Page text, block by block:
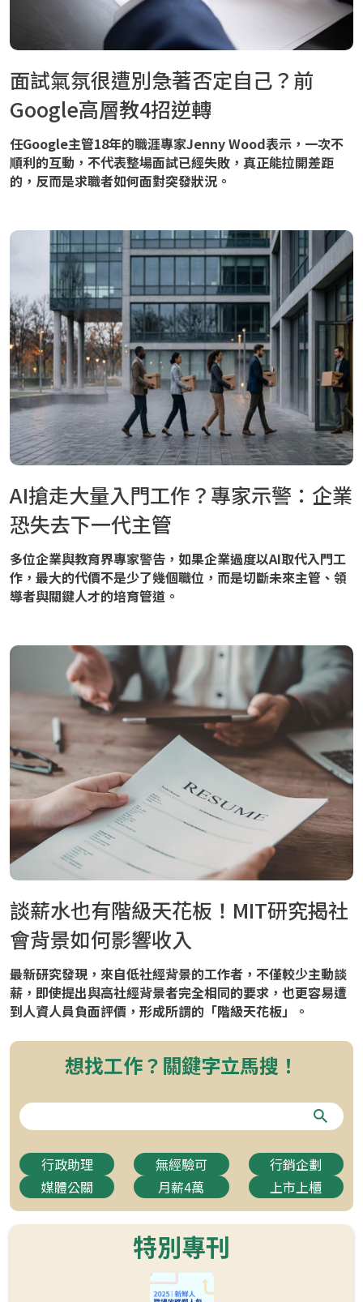
面試氣氛很遭別急著否定自己？前
Google高層教4招逆轉
任Google主管18年的職涯專家Jenny Wood表示，一次不
順利的互動，不代表整場面試已經失敗，真正能拉開差距
的，反而是求職者如何面對突發狀況。
AI搶走大量入門工作？專家示警：企業
恐失去下一代主管
多位企業與教育界專家警告，如果企業過度以AI取代入門工
作，最大的代價不是少了幾個職位，而是切斷未來主管、領
導者與關鍵人才的培育管道。
談薪水也有階級天花板！MIT研究揭社
會背景如何影響收入
最新研究發現，來自低社經背景的工作者，不僅較少主動談
薪，即使提出與高社經背景者完全相同的要求，也更容易遭
到人資人員負面評價，形成所謂的「階級天花板」。
想找工作？關鍵字立馬搜！
行政助理 無經驗可
行銷企劃
媒體公關
月薪4萬 上市上櫃
特別專刊